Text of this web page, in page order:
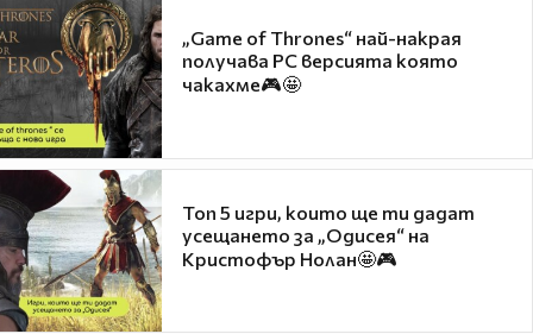
„Game of Thrones“ най-накрая
получава PC версията която
чакахме🎮🤩
Топ 5 игри, които ще ти дадат
усещането за „Одисея“ на
Кристофър Нолан🤩🎮